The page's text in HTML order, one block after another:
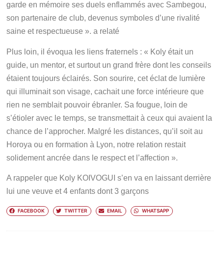
garde en mémoire ses duels enflammés avec Sambegou,
son partenaire de club, devenus symboles d’une rivalité
saine et respectueuse ». a relaté
Plus loin, il évoqua les liens fraternels : « Koly était un
guide, un mentor, et surtout un grand frère dont les conseils
étaient toujours éclairés. Son sourire, cet éclat de lumière
qui illuminait son visage, cachait une force intérieure que
rien ne semblait pouvoir ébranler. Sa fougue, loin de
s’étioler avec le temps, se transmettait à ceux qui avaient la
chance de l’approcher. Malgré les distances, qu’il soit au
Horoya ou en formation à Lyon, notre relation restait
solidement ancrée dans le respect et l’affection ».
A rappeler que Koly KOIVOGUI s’en va en laissant derrière
lui une veuve et 4 enfants dont 3 garçons
FACEBOOK TWITTER EMAIL WHATSAPP